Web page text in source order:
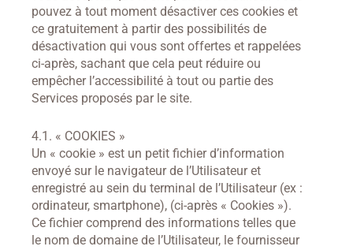
pouvez à tout moment désactiver ces cookies et
ce gratuitement à partir des possibilités de
désactivation qui vous sont offertes et rappelées
ci-après, sachant que cela peut réduire ou
empêcher l’accessibilité à tout ou partie des
Services proposés par le site.
4.1. « COOKIES »
Un « cookie » est un petit fichier d’information
envoyé sur le navigateur de l’Utilisateur et
enregistré au sein du terminal de l’Utilisateur (ex :
ordinateur, smartphone), (ci-après « Cookies »).
Ce fichier comprend des informations telles que
le nom de domaine de l’Utilisateur, le fournisseur